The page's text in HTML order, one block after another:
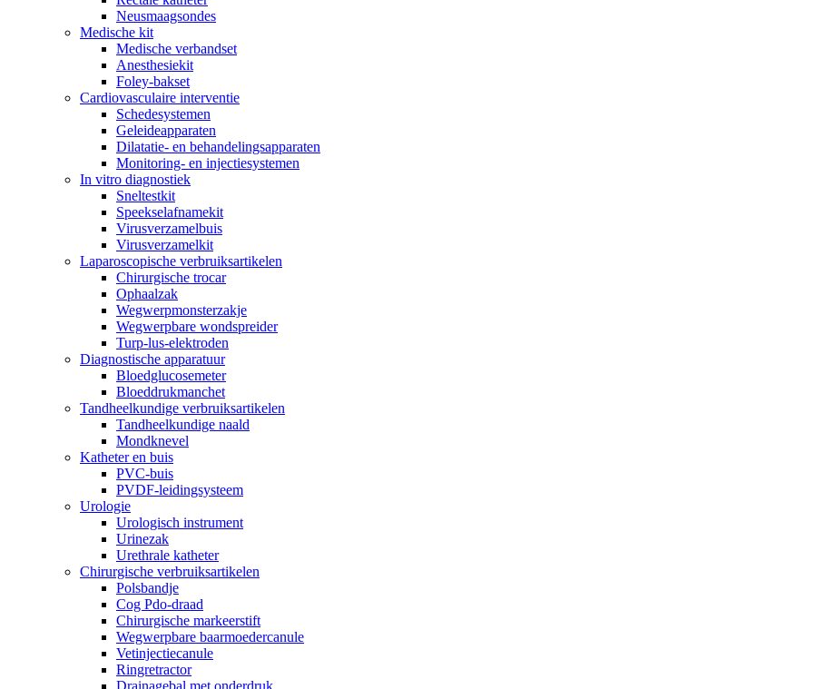
Neusmaagsondes
Medische kit
Medische verbandset
Anesthesiekit
Foley-bakset
Cardiovasculaire interventie
Schedesystemen
Geleideapparaten
Dilatatie- en behandelingsapparaten
Monitoring- en injectiesystemen
In vitro diagnostiek
Sneltestkit
Speekselafnamekit
Virusverzamelbuis
Virusverzamelkit
Laparoscopische verbruiksartikelen
Chirurgische trocar
Ophaalzak
Wegwerpmonsterzakje
Wegwerpbare wondspreider
Turp-lus-elektroden
Diagnostische apparatuur
Bloedglucosemeter
Bloeddrukmanchet
Tandheelkundige verbruiksartikelen
Tandheelkundige naald
Mondknevel
Katheter en buis
PVC-buis
PVDF-leidingsysteem
Urologie
Urologisch instrument
Urinezak
Urethrale katheter
Chirurgische verbruiksartikelen
Polsbandje
Cog Pdo-draad
Chirurgische markeerstift
Wegwerpbare baarmoedercanule
Vetinjectiecanule
Ringretractor
Drainagebal met onderdruk